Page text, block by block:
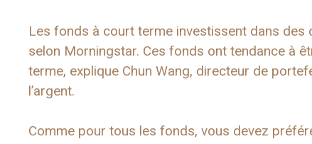
Les fonds à court terme investissent dans des
selon Morningstar. Ces fonds ont tendance à
terme, explique Chun Wang, directeur de
l’argent.
Comme pour tous les fonds, vous devez